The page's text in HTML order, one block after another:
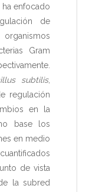
ha enfocado
de
organismos
Gram
subtilis,
regulación
en la
base los
en medio
de vista
la subred